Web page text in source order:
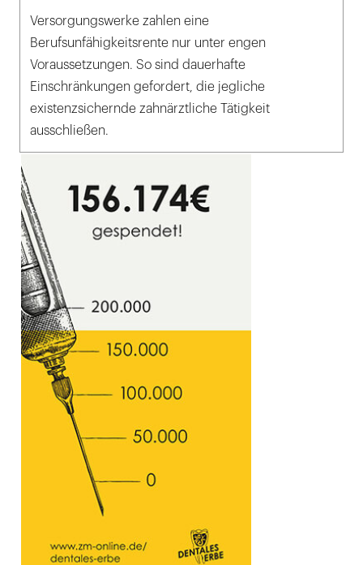
Versorgungswerke zahlen eine
Berufsunfähigkeitsrente nur unter engen
Voraussetzungen. So sind dauerhafte
Einschränkungen gefordert, die jegliche
existenzsichernde zahnärztliche Tätigkeit
ausschließen.